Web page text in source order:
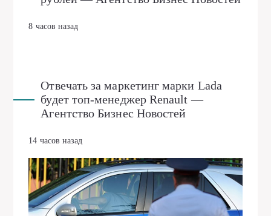
8 часов назад
Отвечать за маркетинг марки Lada
будет топ-менеджер Renault —
Агентство Бизнес Новостей
14 часов назад